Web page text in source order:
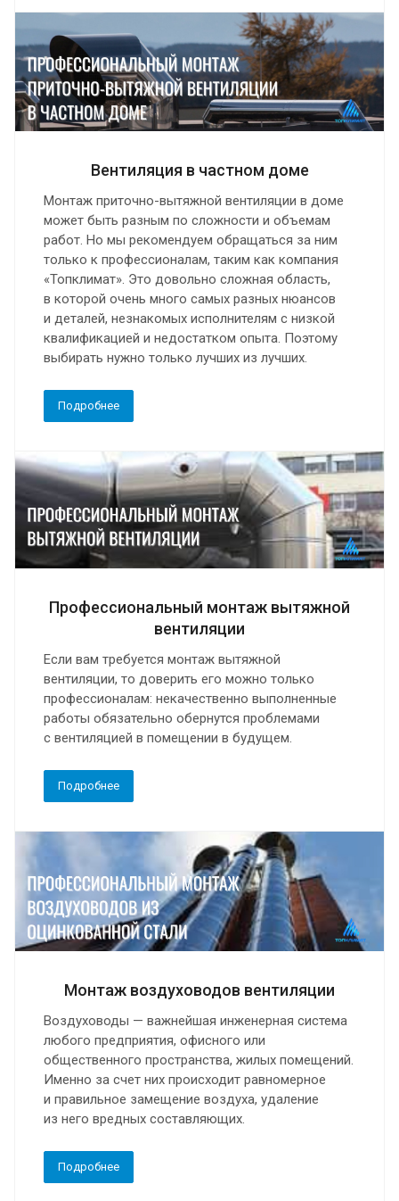
Вентиляция в частном доме
Монтаж приточно-вытяжной вентиляции в доме
может быть разным по сложности и объемам
работ. Но мы рекомендуем обращаться за ним
только к профессионалам, таким как компания
«Топклимат». Это довольно сложная область,
в которой очень много самых разных нюансов
и деталей, незнакомых исполнителям с низкой
квалификацией и недостатком опыта. Поэтому
выбирать нужно только лучших из лучших.
Подробнее
Профессиональный монтаж вытяжной
вентиляции
Если вам требуется монтаж вытяжной
вентиляции, то доверить его можно только
профессионалам: некачественно выполненные
работы обязательно обернутся проблемами
с вентиляцией в помещении в будущем.
Подробнее
Монтаж воздуховодов вентиляции
Воздуховоды — важнейшая инженерная система
любого предприятия, офисного или
общественного пространства, жилых помещений.
Именно за счет них происходит равномерное
и правильное замещение воздуха, удаление
из него вредных составляющих.
Подробнее